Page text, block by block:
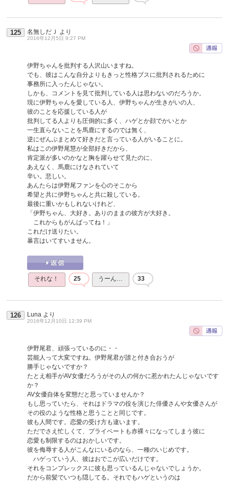
125 名無しだＪ より
2016年12月5日 9:27 PM
伊野ちゃんを批判する人沢山いますね。
でも、彼はこんな自分よりもきっと性格ブスに批判されるために
事務所に入ったんじゃない。
しかも、コメントを見て批判している人は思わないのだろうか。
現に伊野ちゃんを愛している人、伊野ちゃんが生きがいの人、
彼のことを応援している人が
批判してる人よりも圧倒的に多く、ハゲとか顔でかいとか
一生直らないことを馬鹿にするのでは無く、
逆にぜんぶまとめて好きだと言っている人がいることに。
私はこの伊野尾慧が全部好きだから、
肯定派が多いのかなと胸を躍らせて見たのに、
あえなく、馬鹿にけなされていて
辛い。悲しい。
あんたらは伊野尾ファンを心のそこから
希望と共に伊野ちゃんと共に殺している。
最後に重いかもしれないけれど、
「伊野ちゃん、大好き。ありのままの彼方が大好き。
これからもがんばってね！」
これだけ送りたい。
暴言はいてすいません。
それな！ 25 うーん… 33
126 Luna より
2016年12月10日 12:39 PM
伊野尾君、頑張っているのに・・
芸能人って大変ですね。伊野尾君が誰と付き合おうが
勝手じゃないですか？
たとえ相手がAV女優だろうがその人の何かに惹かれたんじゃないです
か？
AV女優自体を変態だと思っていませんか？
もし思っていたら、それはドラマの役を演じた俳優さんや女優さんが
その役のような性格と思うことと同じです。
彼も人間です。恋愛の受け方も違います。
ただでさえ忙しくて、プライベートも赤裸々になってしまう彼に
恋愛も制限するのはおかしいです。
彼を侮辱する人がこんなにいるのなら、一種のいじめです。
ハゲっていう人、彼はおでこが広いだけです。
それをコンプレックスに彼も思っているんじゃないでしょうか。
だから前髪でいつも隠してる。それでもハゲというのは